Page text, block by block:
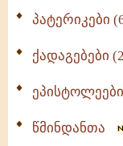
პატერიკები
ქადაგებები
წმინდანთა